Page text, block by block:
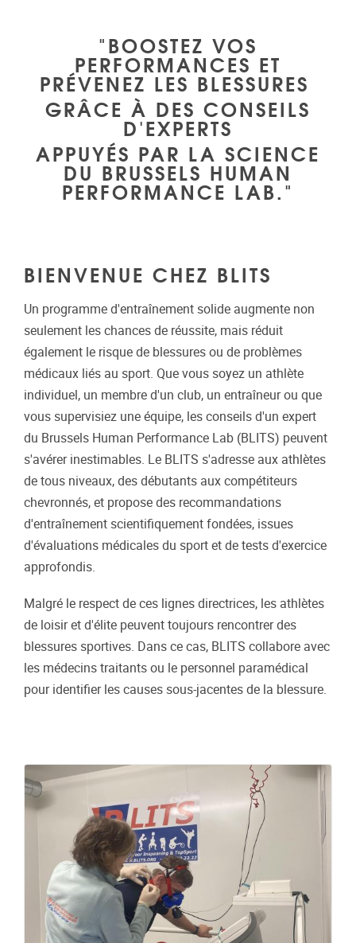
"BOOSTEZ VOS
PERFORMANCES ET
PRÉVENEZ LES BLESSURES
GRÂCE À DES CONSEILS
D'EXPERTS
APPUYÉS PAR LA SCIENCE
DU BRUSSELS HUMAN
PERFORMANCE LAB."
BIENVENUE CHEZ BLITS
Un programme d'entraînement solide augmente non
seulement les chances de réussite, mais réduit
également le risque de blessures ou de problèmes
médicaux liés au sport. Que vous soyez un athlète
individuel, un membre d'un club, un entraîneur ou que
vous supervisiez une équipe, les conseils d'un expert
du Brussels Human Performance Lab (BLITS) peuvent
s'avérer inestimables. Le BLITS s'adresse aux athlètes
de tous niveaux, des débutants aux compétiteurs
chevronnés, et propose des recommandations
d'entraînement scientifiquement fondées, issues
d'évaluations médicales du sport et de tests d'exercice
approfondis.
Malgré le respect de ces lignes directrices, les athlètes
de loisir et d'élite peuvent toujours rencontrer des
blessures sportives. Dans ce cas, BLITS collabore avec
les médecins traitants ou le personnel paramédical
pour identifier les causes sous-jacentes de la blessure.